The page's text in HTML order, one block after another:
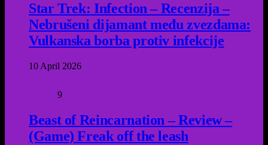
Star Trek: Infection – Recenzija –
Nebrušeni dijamant među zvezdama:
Vulkanska borba protiv infekcije
10 April 2026
9
Beast of Reincarnation – Review –
(Game) Freak off the leash